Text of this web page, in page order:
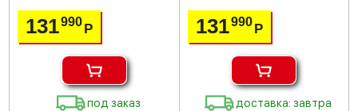
131990 Р
под заказ
131990 Р
доставка: завтра